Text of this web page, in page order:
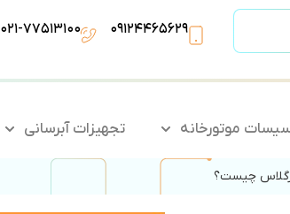
۰۹۱۲۴۴۶۵۶۲۹ ۰۲۱-۷۷۵۱۳۱۰۰
موتورخانه تجهیزات آبرسانی
چیست؟